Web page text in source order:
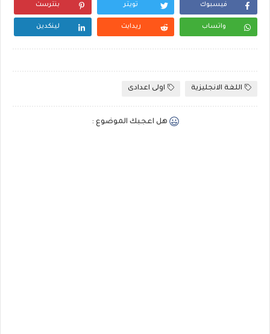
فيسبوك تويتر بنترست
واتساب ريدايت لينكدين
اللغة الانجليزية اولى اعدادى
هل اعجبك الموضوع :